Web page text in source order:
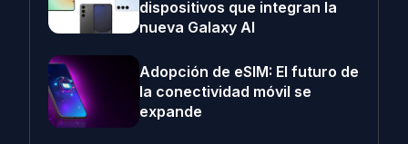
dispositivos que integran la
nueva Galaxy AI
Adopción de eSIM: El futuro de
la conectividad móvil se
expande